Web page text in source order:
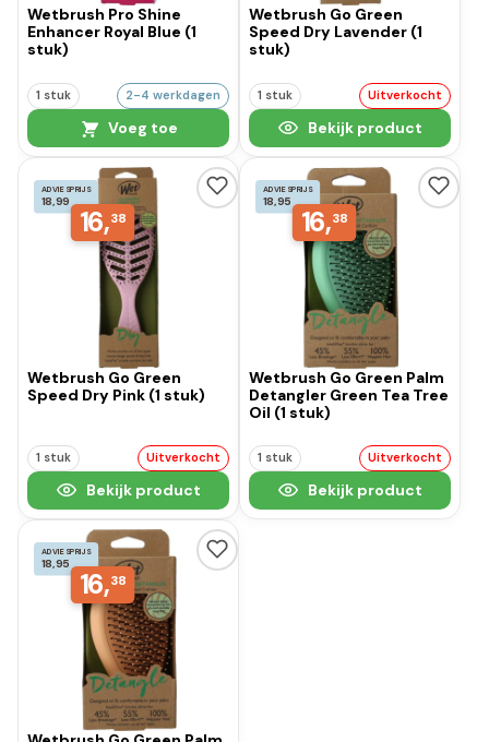
Wetbrush Pro Shine
Enhancer Royal Blue (1
stuk)
1 stuk 2-4 werkdagen
Voeg toe
Wetbrush Go Green
Speed Dry Lavender (1
stuk)
1 stuk Uitverkocht
Bekijk product
ADVIESPRIJS
18,99
16,38
Wetbrush Go Green
Speed Dry Pink (1 stuk)
1 stuk Uitverkocht
Bekijk product
ADVIESPRIJS
18,95
16,38
Wetbrush Go Green Palm
Detangler Green Tea Tree
Oil (1 stuk)
1 stuk Uitverkocht
Bekijk product
ADVIESPRIJS
18,95
16,38